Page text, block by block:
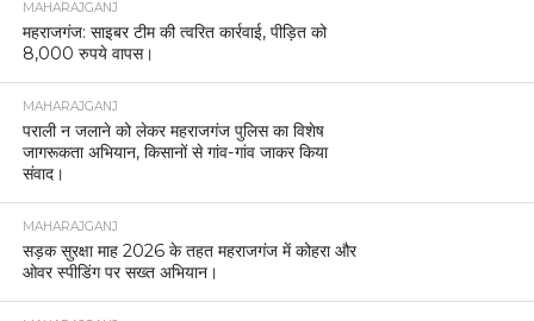
MAHARAJGANJ
महराजगंज: साइबर टीम की त्वरित कार्रवाई, पीड़ित को
8,000 रुपये वापस।
MAHARAJGANJ
पराली न जलाने को लेकर महराजगंज पुलिस का विशेष
जागरूकता अभियान, किसानों से गांव-गांव जाकर किया
संवाद।
MAHARAJGANJ
सड़क सुरक्षा माह 2026 के तहत महराजगंज में कोहरा और
ओवर स्पीडिंग पर सख्त अभियान।